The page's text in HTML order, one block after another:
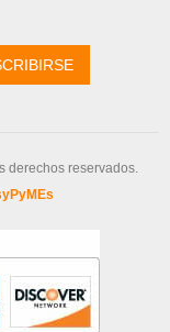
derechos reservados.